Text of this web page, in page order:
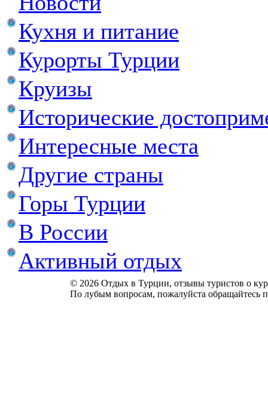
Кухня и питание
Курорты Турции
Круизы
Исторические
Интересные места
Другие страны
Горы Турции
В России
Активный отдых
© 2026 Отдых в Турции, отзывы туристов о
По лубым вопросам, пожалуйста обращайтесь